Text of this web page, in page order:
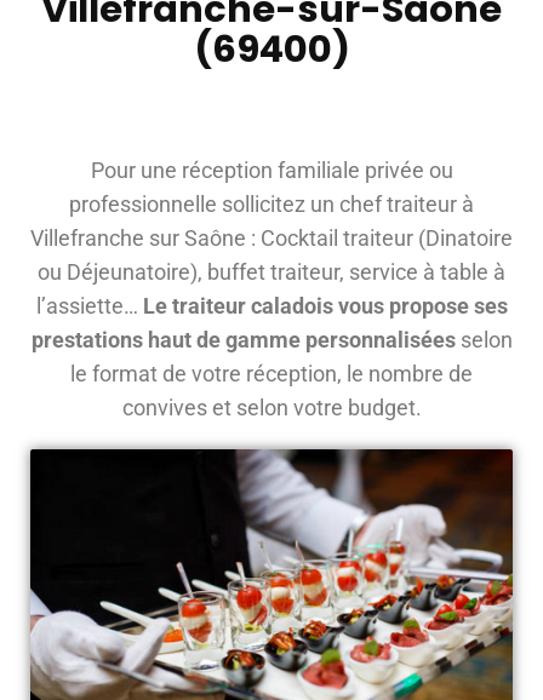
(69400)
Pour une réception familiale privée ou
professionnelle sollicitez un chef traiteur à
Villefranche sur Saône : Cocktail traiteur (Dinatoire
ou Déjeunatoire), buffet traiteur, service à table à
l’assiette… Le traiteur caladois vous propose ses
prestations haut de gamme personnaliséesselon
le format de votre réception, le nombre de
convives et selon votre budget.